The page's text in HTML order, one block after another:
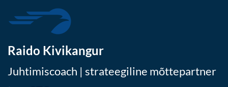
Raido Kivikangur
Juhtimiscoach | strateegiline mõttepartner